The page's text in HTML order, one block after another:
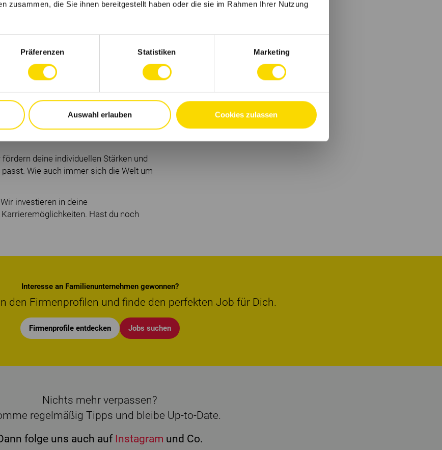
zusammen, die Sie ihnen bereitgestellt haben oder die sie im Rahmen Ihrer Nutzung
Präferenzen Statistiken Marketing
Auswahl erlauben Cookies zulassen
in systemrelevanten
sowie weitere Prämien
Kolleginnen und Kollegen
Inhouse-Academy Braindoor
deine individuellen Stärken und
Wie auch immer sich die Welt um
investieren in deine
Hast du noch
Interesse an Familienunternehmen gewonnen?
den Firmenprofilen und finde den perfekten Job für Dich.
Firmenprofile entdecken Jobs suchen
Nichts mehr verpassen?
regelmäßig Tipps und bleibe Up-to-Date.
folge uns auch auf Instagram und Co.